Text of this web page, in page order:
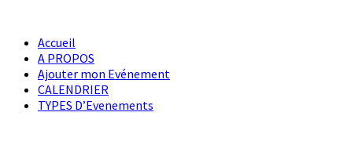
Accueil
A PROPOS
Ajouter mon Evénement
CALENDRIER
TYPES D’Evenements